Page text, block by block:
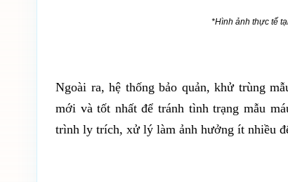
*Hình ảnh thực tế
Ngoài ra, hệ thống bảo quản, khử trùng
mới và tốt nhất để tránh tình trạng mẫu
trình ly trích, xử lý làm ảnh hưởng ít nhiều